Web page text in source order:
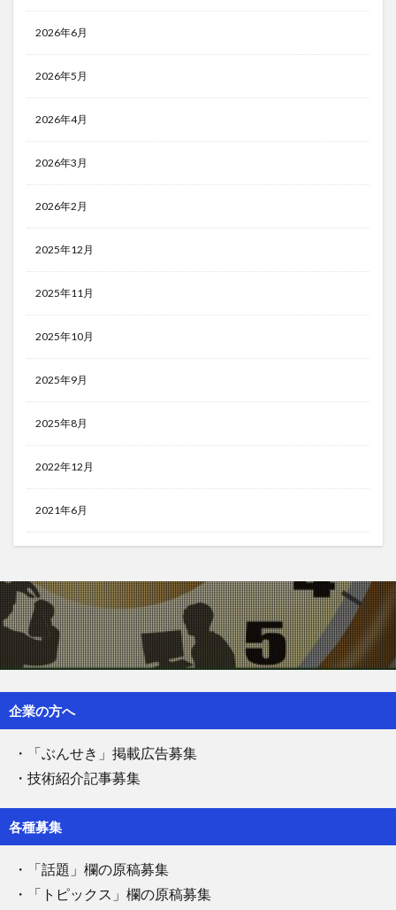
2026年6月
2026年5月
2026年4月
2026年3月
2026年2月
2025年12月
2025年11月
2025年10月
2025年9月
2025年8月
2022年12月
2021年6月
企業の方へ
・「ぶんせき」掲載広告募集
・技術紹介記事募集
各種募集
・「話題」欄の原稿募集
・「トピックス」欄の原稿募集